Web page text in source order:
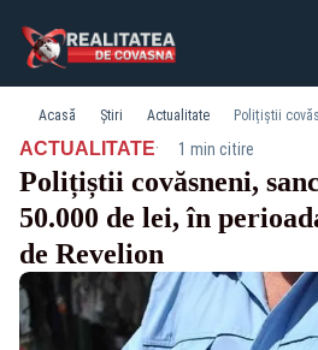
Acasă Știri Actualitate
ACTUALITATE· 1 min citire
Polițiștii covăsneni,
50.000 de lei, în
de Revelion